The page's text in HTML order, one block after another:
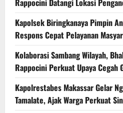
Rappocini Datangi Lokasi
Kapolsek Biringkanaya Pimpin
Respons Cepat Pelayanan
Kolaborasi Sambang Wilayah,
Rappocini Perkuat Upaya Cegah
Kapolrestabes Makassar Gelar
Tamalate, Ajak Warga Perkuat